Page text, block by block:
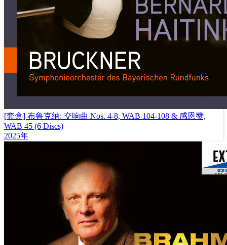
[套盒] 布鲁克纳: 交响曲 Nos. 4-8, WAB 104-108 & 感恩赞,
WAB 45 (6 Discs)
2025年